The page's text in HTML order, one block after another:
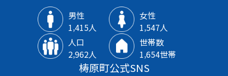
男性
1‚415人
女性
1‚547人
人口
2‚962人
世帯数
1‚654世帯
梼原町公式SNS